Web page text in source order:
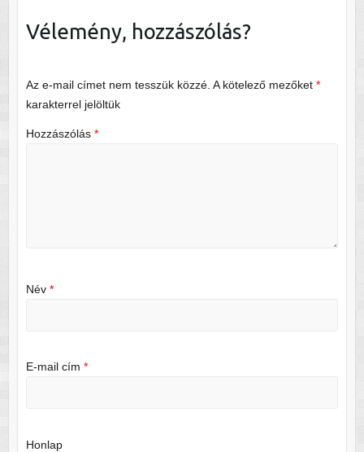
Vélemény, hozzászólás?
Az e-mail címet nem tesszük közzé. A kötelező mezőket *
karakterrel jelöltük
Hozzászólás *
Név *
E-mail cím *
Honlap